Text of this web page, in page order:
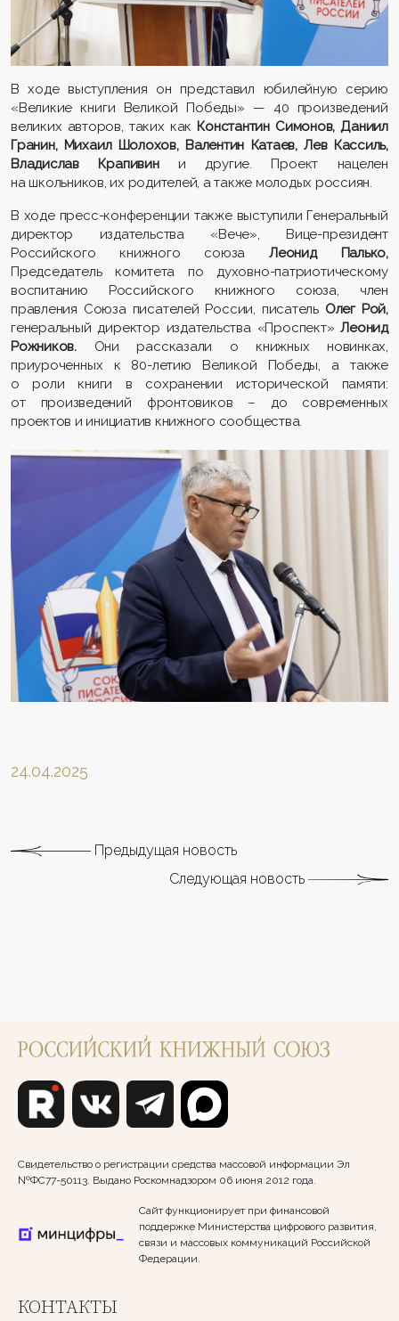
В ходе выступления он представил юбилейную серию
«Великие книги Великой Победы» — 40 произведений
великих авторов, таких как Константин Симонов, Даниил
Гранин, Михаил Шолохов, Валентин Катаев, Лев Кассиль,
Владислав Крапивини другие. Проект нацелен
на школьников, их родителей, а также молодых россиян.
В ходе пресс-конференции также выступили Генеральный
директор издательства «Вече», Вице-президент
Российского книжного союзаЛеонид Палько,
Председатель комитета по духовно-патриотическому
воспитанию Российского книжного союза, член
правления Союза писателей России, писатель Олег Рой,
генеральный директор издательства «Проспект»Леонид
Рожников. Они рассказали о книжных новинках,
приуроченных к 80-летию Великой Победы, а также
о роли книги в сохранении исторической памяти:
от произведений фронтовиков – до современных
проектов и инициатив книжного сообщества.
24.04.2025
Предыдущая новость
Следующая новость
Свидетельство о регистрации средства массовой информации Эл
№ФС77-50113. Выдано Роскомнадзором 06 июня 2012 года.
Сайт функционирует при финансовой
поддержке Министерства цифрового развития,
связи и массовых коммуникаций Российской
Федерации.
КОНТАКТЫ